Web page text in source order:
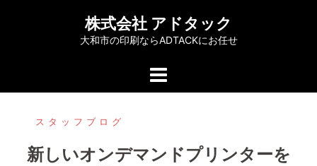
株式会社 アドタック
大和市の印刷ならADTACKにお任せ
スタッフブログ
新しいオンデマンドプリンターを